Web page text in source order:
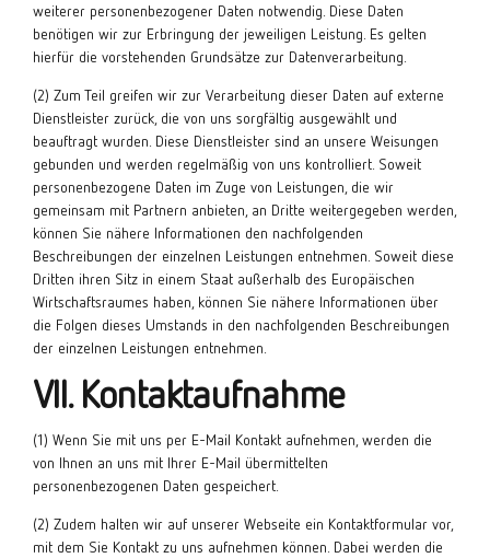
weiterer personenbezogener Daten notwendig. Diese Daten
benötigen wir zur Erbringung der jeweiligen Leistung. Es gelten
hierfür die vorstehenden Grundsätze zur Datenverarbeitung.
(2) Zum Teil greifen wir zur Verarbeitung dieser Daten auf externe
Dienstleister zurück, die von uns sorgfältig ausgewählt und
beauftragt wurden. Diese Dienstleister sind an unsere Weisungen
gebunden und werden regelmäßig von uns kontrolliert. Soweit
personenbezogene Daten im Zuge von Leistungen, die wir
gemeinsam mit Partnern anbieten, an Dritte weitergegeben werden,
können Sie nähere Informationen den nachfolgenden
Beschreibungen der einzelnen Leistungen entnehmen. Soweit diese
Dritten ihren Sitz in einem Staat außerhalb des Europäischen
Wirtschaftsraumes haben, können Sie nähere Informationen über
die Folgen dieses Umstands in den nachfolgenden Beschreibungen
der einzelnen Leistungen entnehmen.
VII. Kontaktaufnahme
(1) Wenn Sie mit uns per E-Mail Kontakt aufnehmen, werden die
von Ihnen an uns mit Ihrer E-Mail übermittelten
personenbezogenen Daten gespeichert.
(2) Zudem halten wir auf unserer Webseite ein Kontaktformular vor,
mit dem Sie Kontakt zu uns aufnehmen können. Dabei werden die